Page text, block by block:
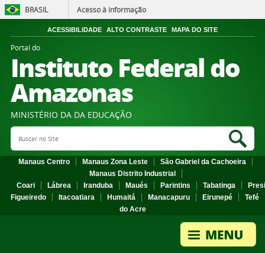
BRASIL Acesso à informação
ACESSIBILIDADE ALTO CONTRASTE MAPA DO SITE
Portal do
Instituto Federal do
Amazonas
MINISTÉRIO DA DA EDUCAÇÃO
Search Site
Manaus Centro Manaus Zona Leste
São Gabriel da Cachoeira
Manaus Distrito Industrial
Coari
Lábrea Iranduba Maués Parintins Tabatinga
Figueiredo
Itacoatiara Humaitá Manacapuru Eirunepé
Tefé
do Acre